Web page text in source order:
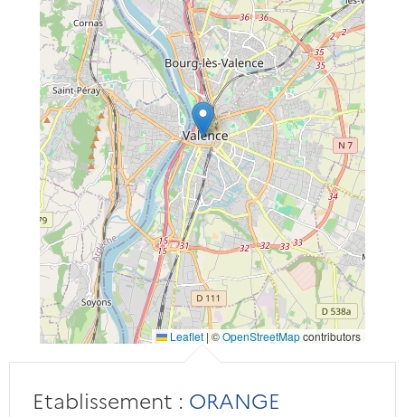
Leaflet | ©OpenStreetMapcontributors
Etablissement : ORANGE